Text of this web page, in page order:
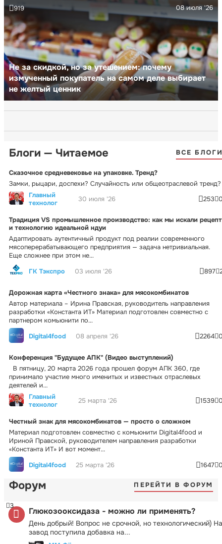
Не за скидкой, но за утешением: почему
измученный покупатель на самом деле выбирает
не желтый ценник
08 июля '26
919
Блоги — Читаемое ВСЕ
Сказочное средневековье на упаковке. Тренд?
Замки, рыцари, доспехи? Случайность или общеотраслевой тренд?
Главный
технолог
30 июля '26 253
Традиция VS промышленное производство: как мы искали рецепт
и технологию идеальной ндуи
Адаптировать аутентичный продукт под реалии современного
мясоперерабатывающего предприятия — задача нетривиальная.
Еще сложнее при этом не...
ГК Тэкспро
03 июля '26 897
Дорожная карта «Честного знака» для мясокомбинатов
Автор материала – Ирина Правская, руководитель направления
разработки «Константа ИТ» Материал подготовлен совместно с
партнером комьюнити по...
Digital4food
08 апреля '26 2264
Конференция "Будущее АПК" (Видео выступлений)
В пятницу, 20 марта 2026 года прошел форум АПК 360, где
принимало участие много именитых и известных отраслевых
деятелей и...
Главный
технолог
25 марта '26 1539
Честный знак для мясокомбинатов — просто о сложном
Материал подготовлен совместно с комьюнити Digital4food и
Ириной Правской, руководителем направления разработки
«Константа ИТ» И вот момент...
Digital4food
25 марта '26 1647
Форум ПЕРЕЙТИ В ФОРУМ
Глюкозооксидаза - можно ли применять?
День добрый! Вопрос не срочной, но технологический) На
завод поступила добавка на...
3